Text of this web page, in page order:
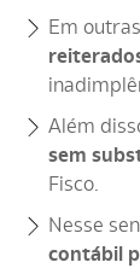
Em
Além
sem
Fisco.
Nesse
contábil